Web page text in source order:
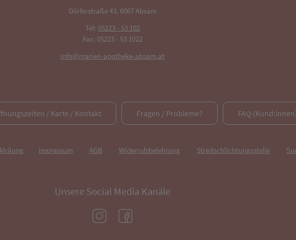
Dörferstraße 43, 6067 Absam
Tel: 05223 - 53 102
Fax: 05223 - 53 1022
info@marien-apotheke-absam.at
/ Karte / Kontakt Fragen / Probleme? FAQ
Impressum AGB Widerrufsbelehrung Streitschlichtungsstelle
Unsere Social Media Kanäle
(öffnet in neuem Tab)